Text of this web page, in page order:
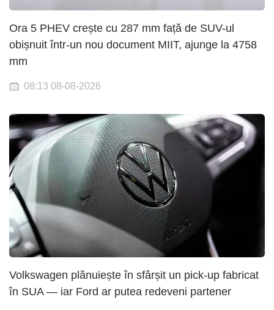
Ora 5 PHEV crește cu 287 mm față de SUV-ul
obișnuit într-un nou document MIIT, ajunge la 4758
mm
08:13 08-08-2026
Volkswagen plănuiește în sfârșit un pick-up fabricat
în SUA — iar Ford ar putea redeveni partener